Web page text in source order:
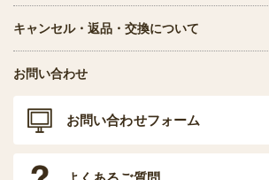
キャンセル・返品・交換について
お問い合わせ
お問い合わせフォーム